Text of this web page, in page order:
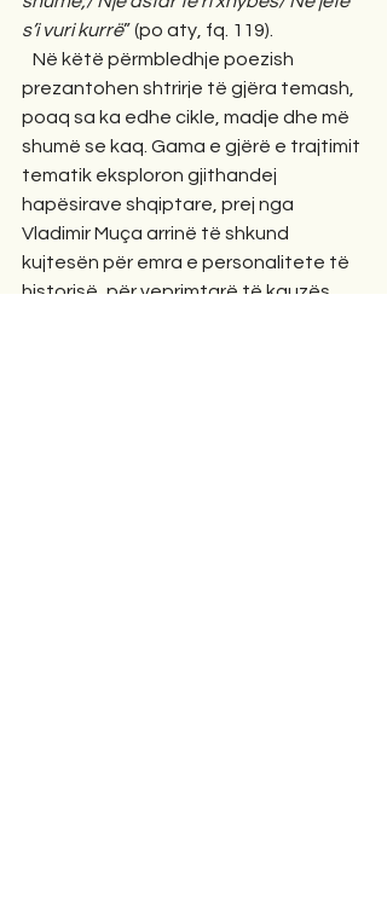
s’i vuri kurrë” (po aty, fq. 119).
prezantohen shtrirje të gjëra temash,
poaq sa ka edhe cikle, madje dhe më
shumë se kaq. Gama e gjërë e trajtimit
tematik eksploron gjithandej
hapësirave shqiptare, prej nga
Vladimir Muça arrinë të shkund
kujtesën për emra e personalitete të
historisë, për veprimtarë të kauzës